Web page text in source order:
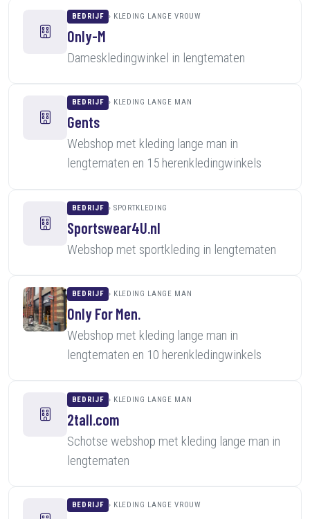
BEDRIJF KLEDING LANGE VROUW
Only-M
Dameskledingwinkel in lengtematen
BEDRIJF KLEDING LANGE MAN
Gents
Webshop met kleding lange man in
lengtematen en 15 herenkledingwinkels
BEDRIJF SPORTKLEDING
Sportswear4U.nl
Webshop met sportkleding in lengtematen
BEDRIJF KLEDING LANGE MAN
Only For Men.
Webshop met kleding lange man in
lengtematen en 10 herenkledingwinkels
BEDRIJF KLEDING LANGE MAN
2tall.com
Schotse webshop met kleding lange man in
lengtematen
BEDRIJF KLEDING LANGE VROUW